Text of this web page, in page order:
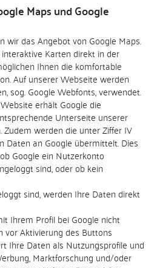
Maps und Google
wir das Angebot von Google Maps.
Karten direkt in der
Ihnen die komfortable
Auf unserer Webseite werden
sog. Google Webfonts, verwendet.
erhält Google die
Unterseite unserer
werden die unter Ziffer IV
Daten an Google übermittelt. Dies
Google ein Nutzerkonto
sind, oder ob kein
sind, werden Ihre Daten direkt
Ihrem Profil bei Google nicht
vor Aktivierung des Buttons
Ihre Daten als Nutzungsprofile und
Marktforschung und/oder